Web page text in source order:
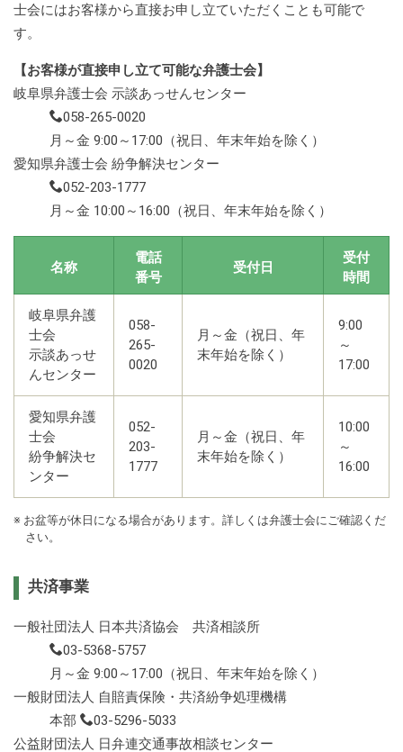
士会にはお客様から直接お申し立ていただくことも可能で
す。
【お客様が直接申し立て可能な弁護士会】
岐阜県弁護士会 示談あっせんセンター
058-265-0020
月～金 9:00～17:00（祝日、年末年始を除く）
愛知県弁護士会 紛争解決センター
052-203-1777
月～金 10:00～16:00（祝日、年末年始を除く）
名称
電話
番号
受付日
受付
時間
岐阜県弁護
士会
示談あっせ
んセンター
058-
265-
0020
月～金（祝日、年
末年始を除く）
9:00
～
17:00
愛知県弁護
士会
紛争解決セ
ンター
052-
203-
1777
月～金（祝日、年
末年始を除く）
10:00
～
16:00
※ お盆等が休日になる場合があります。詳しくは弁護士会にご確認くだ
さい。
共済事業
一般社団法人 日本共済協会 共済相談所
03-5368-5757
月～金 9:00～17:00（祝日、年末年始を除く）
一般財団法人 自賠責保険・共済紛争処理機構
本部
03-5296-5033
公益財団法人 日弁連交通事故相談センター